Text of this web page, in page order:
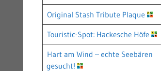
Original Stash Tribute Plaque
Touristic-Spot: Hackesche Höfe
Hart am Wind – echte Seebären
gesucht!